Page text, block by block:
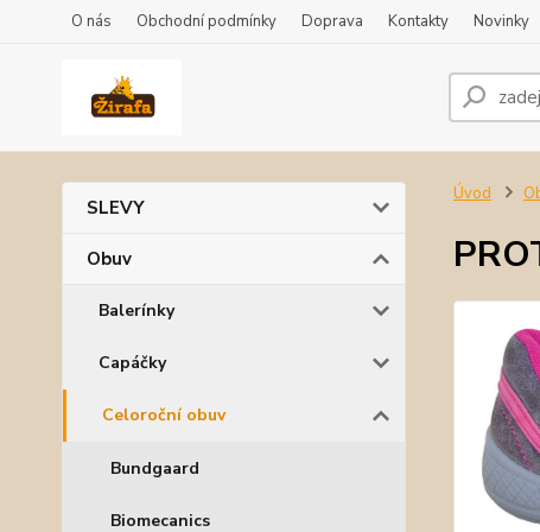
O nás Obchodní podmínky Doprava Kontakty Novinky
SLEVY
Obuv
Balerínky
Capáčky
Celoroční obuv
Bundgaard
Biomecanics
Úvod